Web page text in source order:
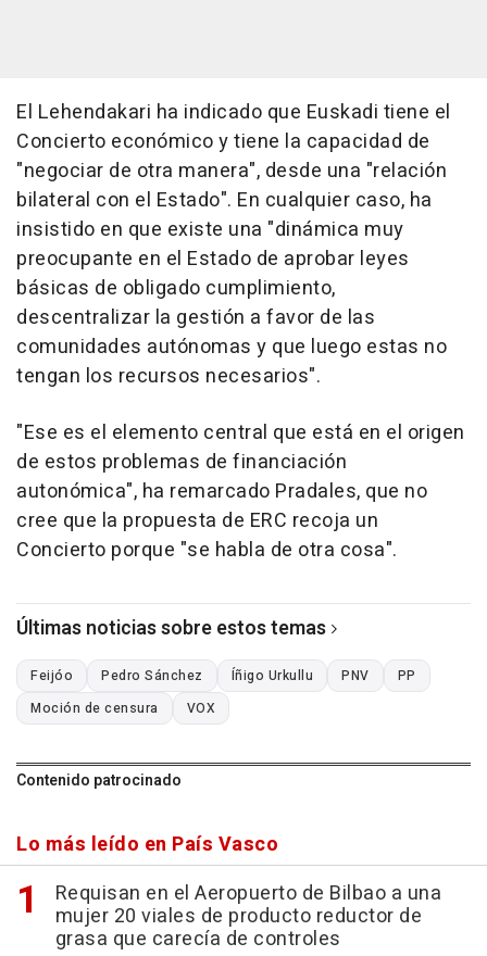
El Lehendakari ha indicado que Euskadi tiene el
Concierto económico y tiene la capacidad de
"negociar de otra manera", desde una "relación
bilateral con el Estado". En cualquier caso, ha
insistido en que existe una "dinámica muy
preocupante en el Estado de aprobar leyes
básicas de obligado cumplimiento,
descentralizar la gestión a favor de las
comunidades autónomas y que luego estas no
tengan los recursos necesarios".
"Ese es el elemento central que está en el origen
de estos problemas de financiación
autonómica", ha remarcado Pradales, que no
cree que la propuesta de ERC recoja un
Concierto porque "se habla de otra cosa".
Últimas noticias sobre estos temas
Feijóo Pedro Sánchez Íñigo Urkullu PNV
PP
Moción de censura
VOX
Contenido patrocinado
Lo más leído en País Vasco
Requisan en el Aeropuerto de Bilbao a una
mujer 20 viales de producto reductor de
grasa que carecía de controles